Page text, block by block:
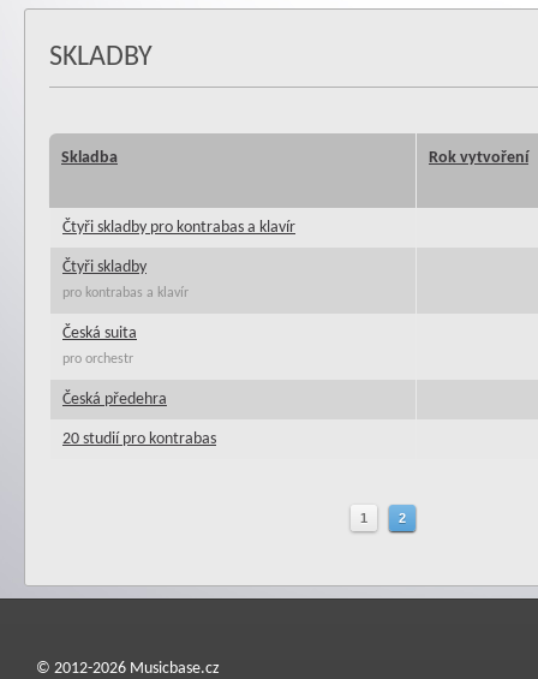
SKLADBY
Skladba Rok vytvoření
Čtyři skladby pro kontrabas a klavír
Čtyři skladby
pro kontrabas a klavír
Česká suita
pro orchestr
Česká předehra
20 studií pro kontrabas
1 2
© 2012-2026 Musicbase.cz